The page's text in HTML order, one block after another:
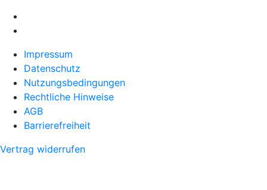
Impressum
Datenschutz
Nutzungsbedingungen
Rechtliche Hinweise
AGB
Barrierefreiheit
Vertrag widerrufen